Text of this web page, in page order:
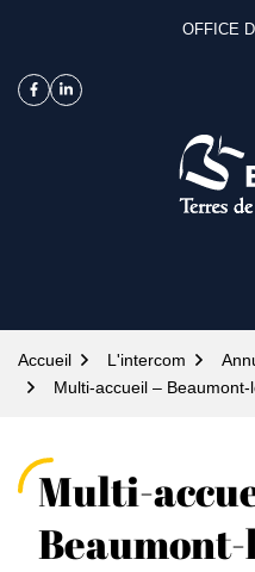
contenu
OFFICE
Facebook
(ouverture dans un nouvel onglet)
Linkedin
(ouverture dans un nouvel
Accueil L'intercom
Multi-accueil –
Multi-